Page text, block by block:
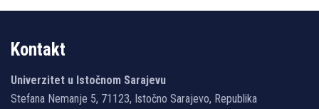
Kontakt
Univerzitet u Istočnom Sarajevu
Stefana Nemanje 5, 71123, Istočno Sarajevo, Republika